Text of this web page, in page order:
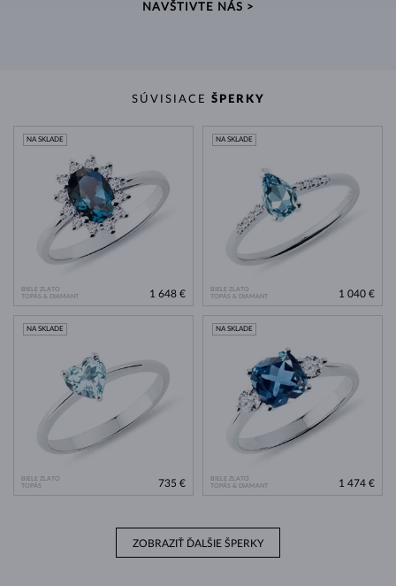
NAVŠTIVTE NÁS >
SÚVISIACE ŠPERKY
BIELE ZLATO
TOPÁS & DIAMANT
NA SKLADE
1 648 €
BIELE ZLATO
TOPÁS & DIAMANT
NA SKLADE
1 040 €
BIELE ZLATO
TOPÁS
NA SKLADE
735 €
BIELE ZLATO
TOPÁS & DIAMANT
NA SKLADE
1 474 €
ZOBRAZIŤ ĎALŠIE ŠPERKY